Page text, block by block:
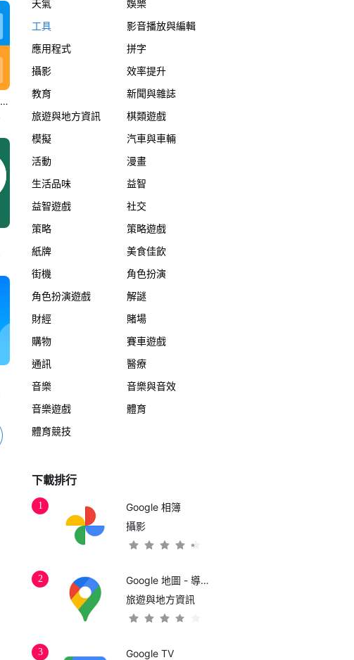
PDF Viewer＆Scanner
天氣
娛樂
工具
影音播放與編輯
應用程式
拼字
攝影
效率提升
教育
新聞與雜誌
旅遊與地方資訊
棋類遊戲
模擬
汽車與車輛
活動
漫畫
生活品味
益智
益智遊戲
社交
策略
策略遊戲
紙牌
美食佳飲
街機
角色扮演
角色扮演遊戲
解謎
財經
賭場
購物
賽車遊戲
通訊
醫療
音樂
音樂與音效
音樂遊戲
體育
體育競技
下載排行
1
Google 相簿
攝影
2
Google 地圖 - 導航和大眾運輸
旅遊與地方資訊
3
Google TV